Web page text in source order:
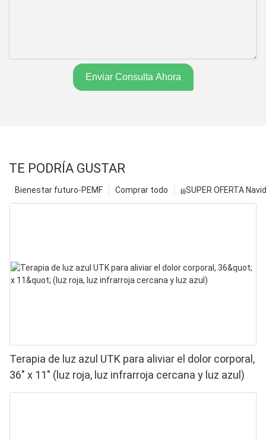
Enviar Consulta Ahora
TE PODRÍA GUSTAR
¡¡¡SUPER OFERTA
Comprar todo
Bienestar futuro-PEMF
Terapia de luz azul UTK para aliviar el dolor corporal,
36" x 11" (luz roja, luz infrarroja cercana y luz azul)